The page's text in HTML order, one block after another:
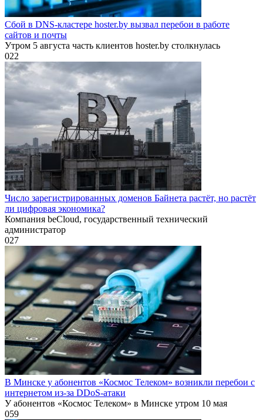
Сбой в DNS-кластере hoster.by вызвал перебои в работе
сайтов и почты
Утром 5 августа часть клиентов hoster.by столкнулась
022
Число зарегистрированных доменов Байнета растёт, но растёт
ли цифровая экономика?
Компания beCloud, государственный технический
администратор
027
В Минске у абонентов «Космос Телеком» возникли перебои с
интернетом из-за DDoS-атаки
У абонентов «Космос Телеком» в Минске утром 10 мая
059